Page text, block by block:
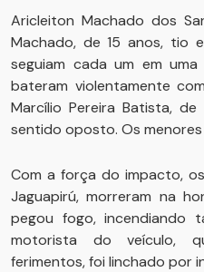
Aricleiton Machado dos
Machado, de 15 anos, tio
seguiam cada um em
bateram violentamente
Marcílio Pereira Batista,
sentido oposto. Os
Com a força do impacto,
Jaguapirú, morreram na
pegou fogo, incendiando
motorista do veículo,
ferimentos, foi linchado por